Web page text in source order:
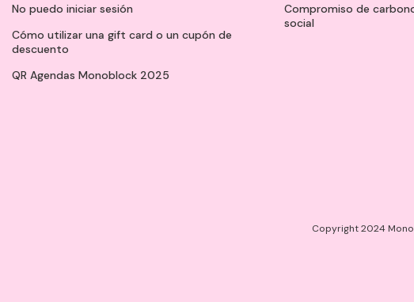
No puedo iniciar sesión
Cómo utilizar una gift card o un cupón de
descuento
QR Agendas Monoblock 2025
Compromiso de
social
Copyright 2024